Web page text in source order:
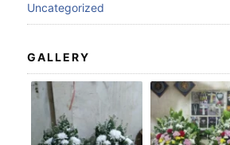
Uncategorized
GALLERY